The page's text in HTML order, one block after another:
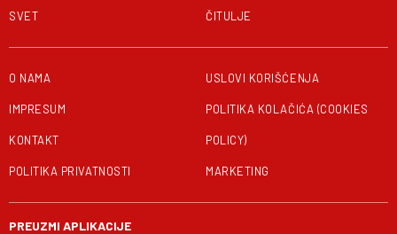
SVET ČITULJE
O NAMA
IMPRESUM
KONTAKT
POLITIKA PRIVATNOSTI
USLOVI KORIŠĆENJA
POLITIKA KOLAČIĆA (COOKIES
POLICY)
MARKETING
PREUZMI APLIKACIJE